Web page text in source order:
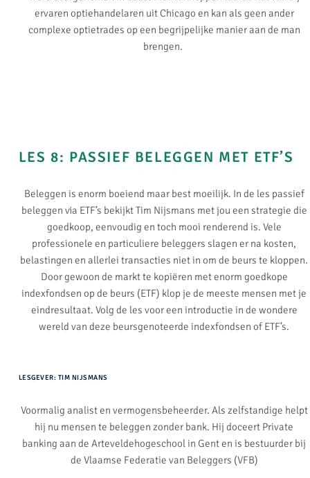
ervaren optiehandelaren uit Chicago en kan als geen ander
complexe optietrades op een begrijpelijke manier aan de man
brengen.
LES 8: PASSIEF BELEGGEN MET ETF’S​
Beleggen is enorm boeiend maar best moeilijk. In de les passief
beleggen via ETF’s bekijkt Tim Nijsmans met jou een strategie die
goedkoop, eenvoudig en toch mooi renderend is. Vele
professionele en particuliere beleggers slagen er na kosten,
belastingen en allerlei transacties niet in om de beurs te kloppen.
Door gewoon de markt te kopiëren met enorm goedkope
indexfondsen op de beurs (ETF) klop je de meeste mensen met je
eindresultaat. Volg de les voor een introductie in de wondere
wereld van deze beursgenoteerde indexfondsen of ETF’s.
LESGEVER: TIM NIJSMANS
Voormalig analist en vermogensbeheerder. Als zelfstandige helpt
hij nu mensen te beleggen zonder bank. Hij doceert Private
banking aan de Arteveldehogeschool in Gent en is bestuurder bij
de Vlaamse Federatie van Beleggers (VFB)